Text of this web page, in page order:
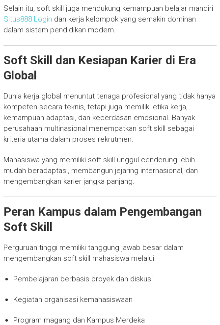
Selain itu, soft skill juga mendukung kemampuan belajar mandiri
Situs888 Login dan kerja kelompok yang semakin dominan
dalam sistem pendidikan modern.
Soft Skill dan Kesiapan Karier di Era
Global
Dunia kerja global menuntut tenaga profesional yang tidak hanya
kompeten secara teknis, tetapi juga memiliki etika kerja,
kemampuan adaptasi, dan kecerdasan emosional. Banyak
perusahaan multinasional menempatkan soft skill sebagai
kriteria utama dalam proses rekrutmen.
Mahasiswa yang memiliki soft skill unggul cenderung lebih
mudah beradaptasi, membangun jejaring internasional, dan
mengembangkan karier jangka panjang.
Peran Kampus dalam Pengembangan
Soft Skill
Perguruan tinggi memiliki tanggung jawab besar dalam
mengembangkan soft skill mahasiswa melalui:
Pembelajaran berbasis proyek dan diskusi
Kegiatan organisasi kemahasiswaan
Program magang dan Kampus Merdeka